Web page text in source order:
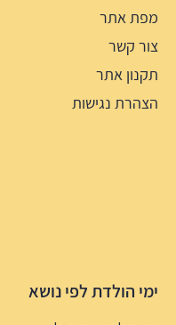
מפת אתר
צור קשר
תקנון אתר
הצהרת נגישות
ימי הולדת לפי נושא